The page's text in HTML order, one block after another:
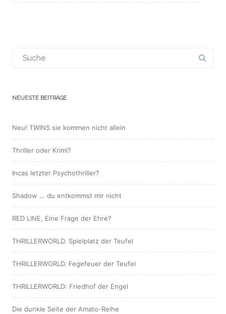
für:
NEUESTE BEITRÄGE
Neu! TWINS sie kommen nicht allein
Thriller oder Krimi?
Incas letzter Psychothriller?
Shadow … du entkommst mir nicht
RED LINE, Eine Frage der Ehre?
THRILLERWORLD. Spielplatz der Teufel
THRILLERWORLD. Fegefeuer der Teufel
THRILLERWORLD: Friedhof der Engel
Die dunkle Seite der Amato-Reihe